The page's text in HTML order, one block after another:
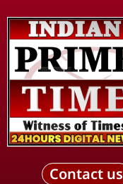
Contact us